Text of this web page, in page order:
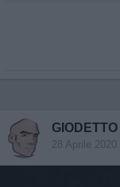
GIODETTO
28 Aprile 2020